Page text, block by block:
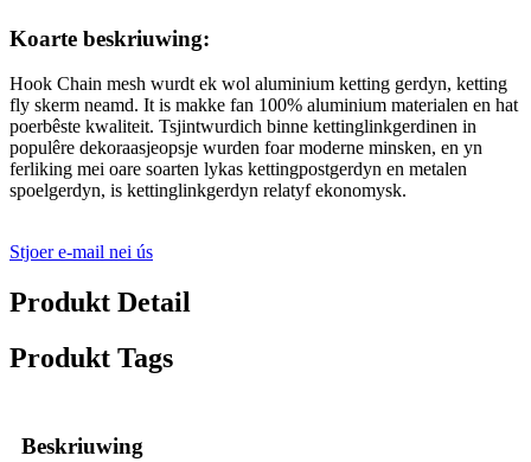
Koarte beskriuwing:
Hook Chain mesh wurdt ek wol aluminium ketting gerdyn, ketting
fly skerm neamd. It is makke fan 100% aluminium materialen en hat
poerbêste kwaliteit. Tsjintwurdich binne kettinglinkgerdinen in
populêre dekoraasjeopsje wurden foar moderne minsken, en yn
ferliking mei oare soarten lykas kettingpostgerdyn en metalen
spoelgerdyn, is kettinglinkgerdyn relatyf ekonomysk.
Stjoer e-mail nei ús
Produkt Detail
Produkt Tags
Beskriuwing